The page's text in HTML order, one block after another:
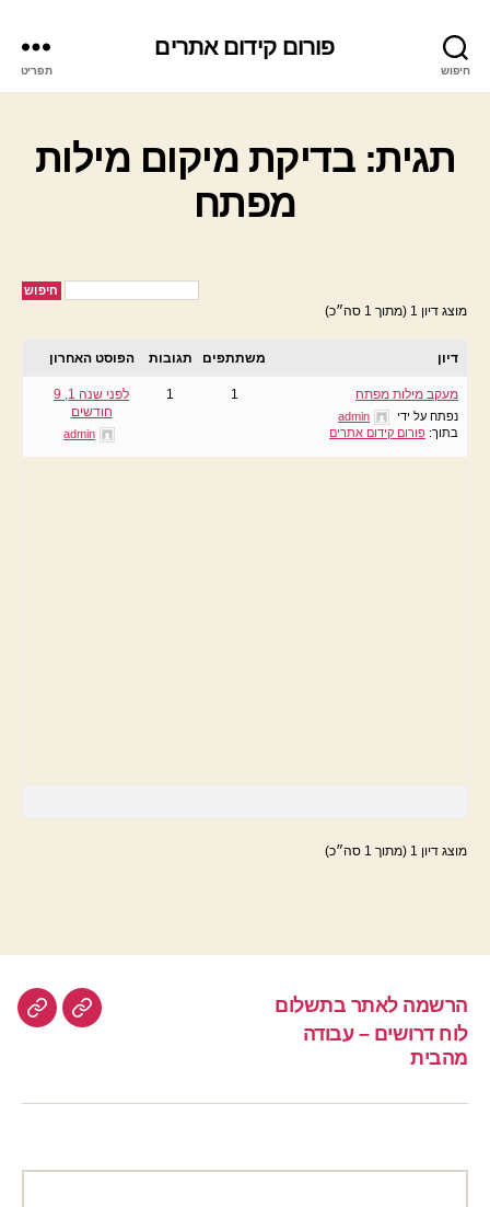
חיפוש
פורום קידום אתרים
תפריט
תגית: בדיקת מיקום מילות
מפתח
מוצג דיון 1 (מתוך 1 סה״כ)
דיון משתתפים תגובות הפוסט האחרון
מעקב מילות מפתח
נפתח על ידי
admin
בתוך: פורום קידום אתרים
1
1
לפני שנה 1, 9
חודשים
admin
מוצג דיון 1 (מתוך 1 סה״כ)
הרשמה לאתר בתשלום
לוח דרושים – עבודה
מהבית
הרשמה
לוח